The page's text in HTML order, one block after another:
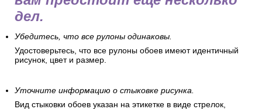
проверены, а обои куплены,
вам предстоит еще несколько
дел.
рисунок, цвет и размер.